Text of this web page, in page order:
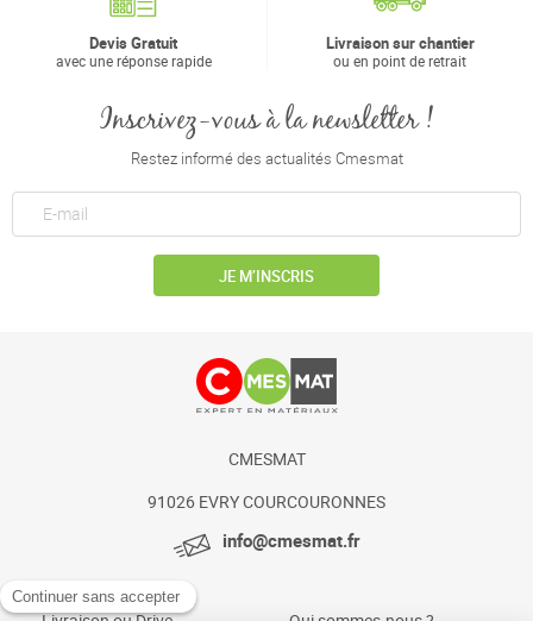
Devis Gratuit
avec une réponse rapide
Livraison sur chantier
ou en point de retrait
Inscrivez-vous à la newsletter !
Restez informé des actualités Cmesmat
JE M’INSCRIS
CMESMAT
91026 EVRY COURCOURONNES
info@cmesmat.fr